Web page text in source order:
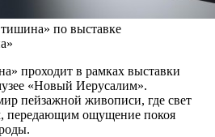
по выставке
проходит в рамках выставки
«Новый Иерусалим».
пейзажной живописи, где свет
передающим ощущение покоя